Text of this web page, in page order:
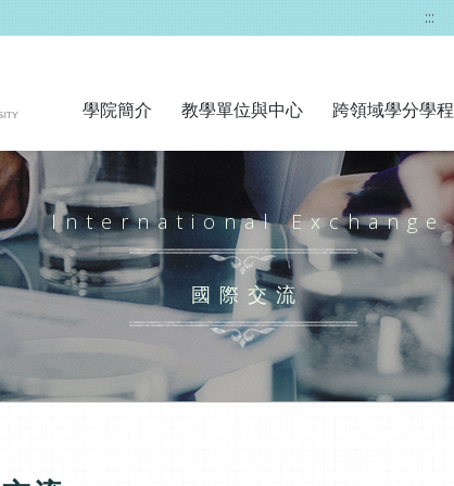
:::
學院簡介 教學單位與中心 跨領域學分學程
International Exchange
國際交流